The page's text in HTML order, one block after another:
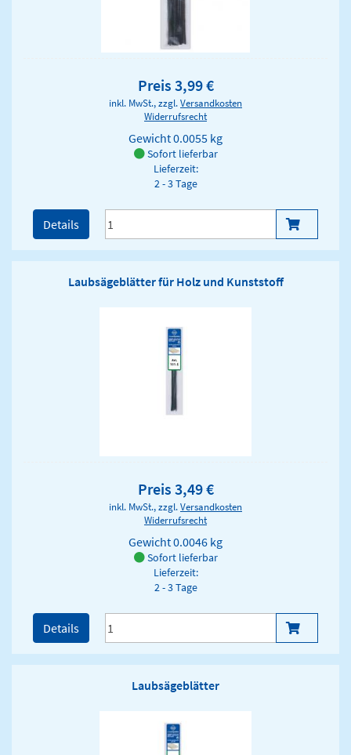
Preis 3,99 €
inkl. MwSt., zzgl.Versandkosten
Widerrufsrecht
Gewicht0.0055 kg
Sofort lieferbar
Lieferzeit:
2 - 3 Tage
Details
Laubsägeblätter für Holz und Kunststoff
Preis 3,49 €
inkl. MwSt., zzgl.Versandkosten
Widerrufsrecht
Gewicht0.0046 kg
Sofort lieferbar
Lieferzeit:
2 - 3 Tage
Details
Laubsägeblätter